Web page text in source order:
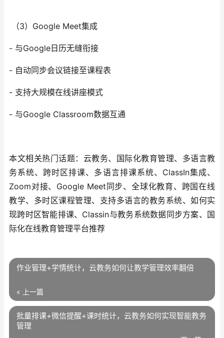
（3）Google Meet集成
- 与Google日历无缝衔接
- 自动同步会议链接至课程表
- 支持大规模在线讲座模式
- 与Google Classroom数据互通
本文相关热门话题：云教务、国际化教育管理、多语言教
务系统、跨时区排课、多语言排课系统、ClassIn集成、
Zoom对接、Google Meet同步、全球化教育、跨国在线
教学、多时区课程管理、支持多语言的教务系统、如何实
现跨时区智能排课、Classin与教务系统数据同步方案、国
际化在线教育管理平台推荐
作业管理+学情统计，云教务如何让教学管理效率翻倍
« 上一篇
批量排课+微信提醒+课时统计，云教务如何实现智能教务
管理